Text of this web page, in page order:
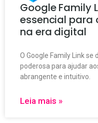
Google Family
essencial para
na era digital
O Google Family Link
poderosa para ajudar
abrangente e intuitivo.
Leia mais »